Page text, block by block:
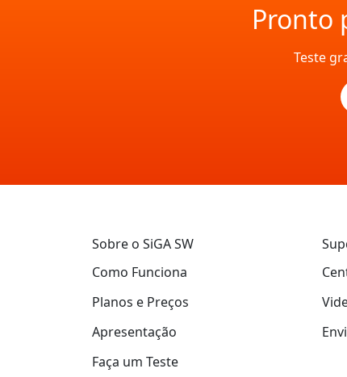
Pronto
Teste
Sobre o SiGA SW
Como Funciona
Planos e Preços
Apresentação
Faça um Teste